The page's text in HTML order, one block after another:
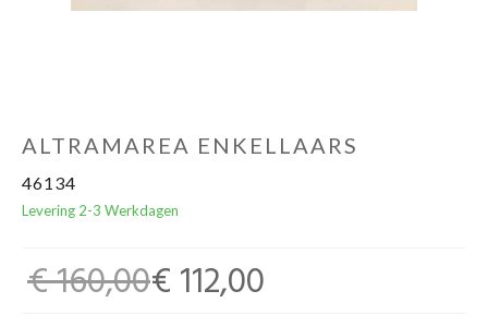
ALTRAMAREA ENKELLAARS
46134
Levering 2-3 Werkdagen
€ 160,00€ 112,00